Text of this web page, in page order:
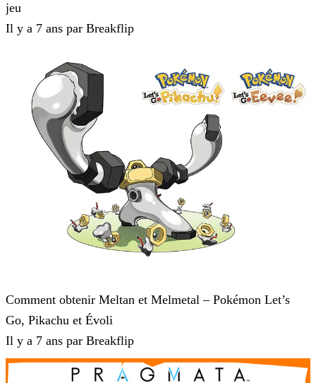
jeu
Il y a 7 ans par Breakflip
Comment obtenir Meltan et Melmetal – Pokémon Let’s
Go, Pikachu et Évoli
Il y a 7 ans par Breakflip